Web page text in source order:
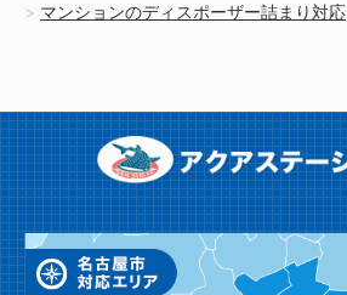
マンションのディスポーザー詰まり対応